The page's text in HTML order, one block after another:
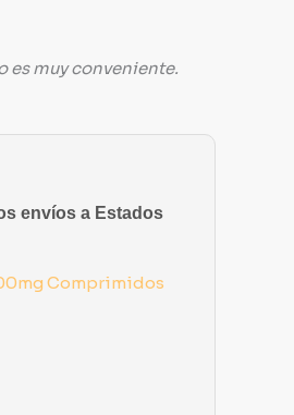
es muy conveniente.
envíos a Estados